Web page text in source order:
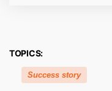
TOPICS:
Success story